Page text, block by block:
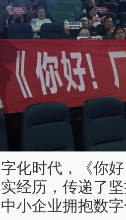
时代，《你好
经历，传递了
小企业拥抱数